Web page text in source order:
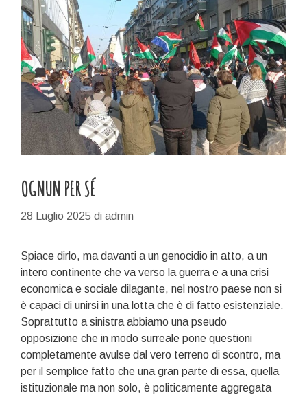
OGNUN PER SÉ
28 Luglio 2025 di admin
Spiace dirlo, ma davanti a un genocidio in atto, a un
intero continente che va verso la guerra e a una crisi
economica e sociale dilagante, nel nostro paese non si
è capaci di unirsi in una lotta che è di fatto esistenziale.
Soprattutto a sinistra abbiamo una pseudo
opposizione che in modo surreale pone questioni
completamente avulse dal vero terreno di scontro, ma
per il semplice fatto che una gran parte di essa, quella
istituzionale ma non solo, è politicamente aggregata